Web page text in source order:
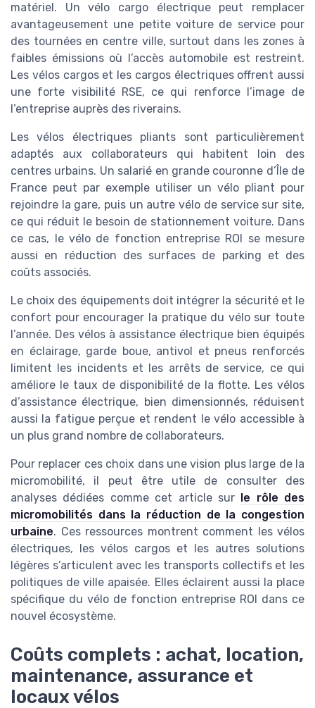
matériel. Un vélo cargo électrique peut remplacer
avantageusement une petite voiture de service pour
des tournées en centre ville, surtout dans les zones à
faibles émissions où l’accès automobile est restreint.
Les vélos cargos et les cargos électriques offrent aussi
une forte visibilité RSE, ce qui renforce l’image de
l’entreprise auprès des riverains.
Les vélos électriques pliants sont particulièrement
adaptés aux collaborateurs qui habitent loin des
centres urbains. Un salarié en grande couronne d’Île de
France peut par exemple utiliser un vélo pliant pour
rejoindre la gare, puis un autre vélo de service sur site,
ce qui réduit le besoin de stationnement voiture. Dans
ce cas, le vélo de fonction entreprise ROI se mesure
aussi en réduction des surfaces de parking et des
coûts associés.
Le choix des équipements doit intégrer la sécurité et le
confort pour encourager la pratique du vélo sur toute
l’année. Des vélos à assistance électrique bien équipés
en éclairage, garde boue, antivol et pneus renforcés
limitent les incidents et les arrêts de service, ce qui
améliore le taux de disponibilité de la flotte. Les vélos
d’assistance électrique, bien dimensionnés, réduisent
aussi la fatigue perçue et rendent le vélo accessible à
un plus grand nombre de collaborateurs.
Pour replacer ces choix dans une vision plus large de la
micromobilité, il peut être utile de consulter des
analyses dédiées comme cet article sur
le rôle des
micromobilités dans la réduction de la congestion
urbaine. Ces ressources montrent comment les vélos
électriques, les vélos cargos et les autres solutions
légères s’articulent avec les transports collectifs et les
politiques de ville apaisée. Elles éclairent aussi la place
spécifique du vélo de fonction entreprise ROI dans ce
nouvel écosystème.
Coûts complets : achat, location,
maintenance, assurance et
locaux vélos